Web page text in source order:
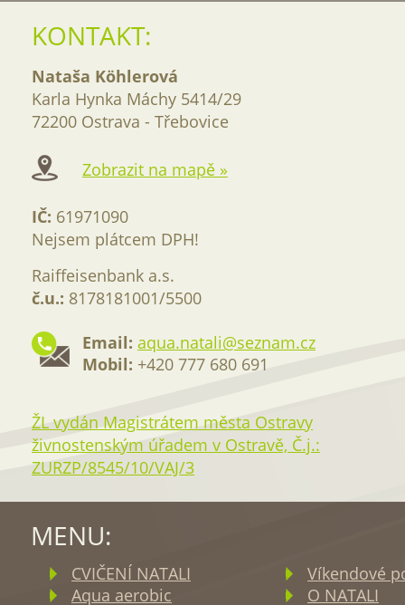
KONTAKT:
Nataša Köhlerová
Karla Hynka Máchy 5414/29
72200 Ostrava - Třebovice
Zobrazit na mapě »
IČ: 61971090
Nejsem plátcem DPH!
Raiffeisenbank a.s.
č.u.: 8178181001/5500
Email: aqua.natali@seznam.cz
Mobil: +420 777 680 691
ŽL vydán Magistrátem města Ostravy
živnostenským úřadem v Ostravě, Č.j.:
ZURZP/8545/10/VAJ/3
MENU:
CVIČENÍ NATALI
Aqua aerobic
Víkendové
O NATALI